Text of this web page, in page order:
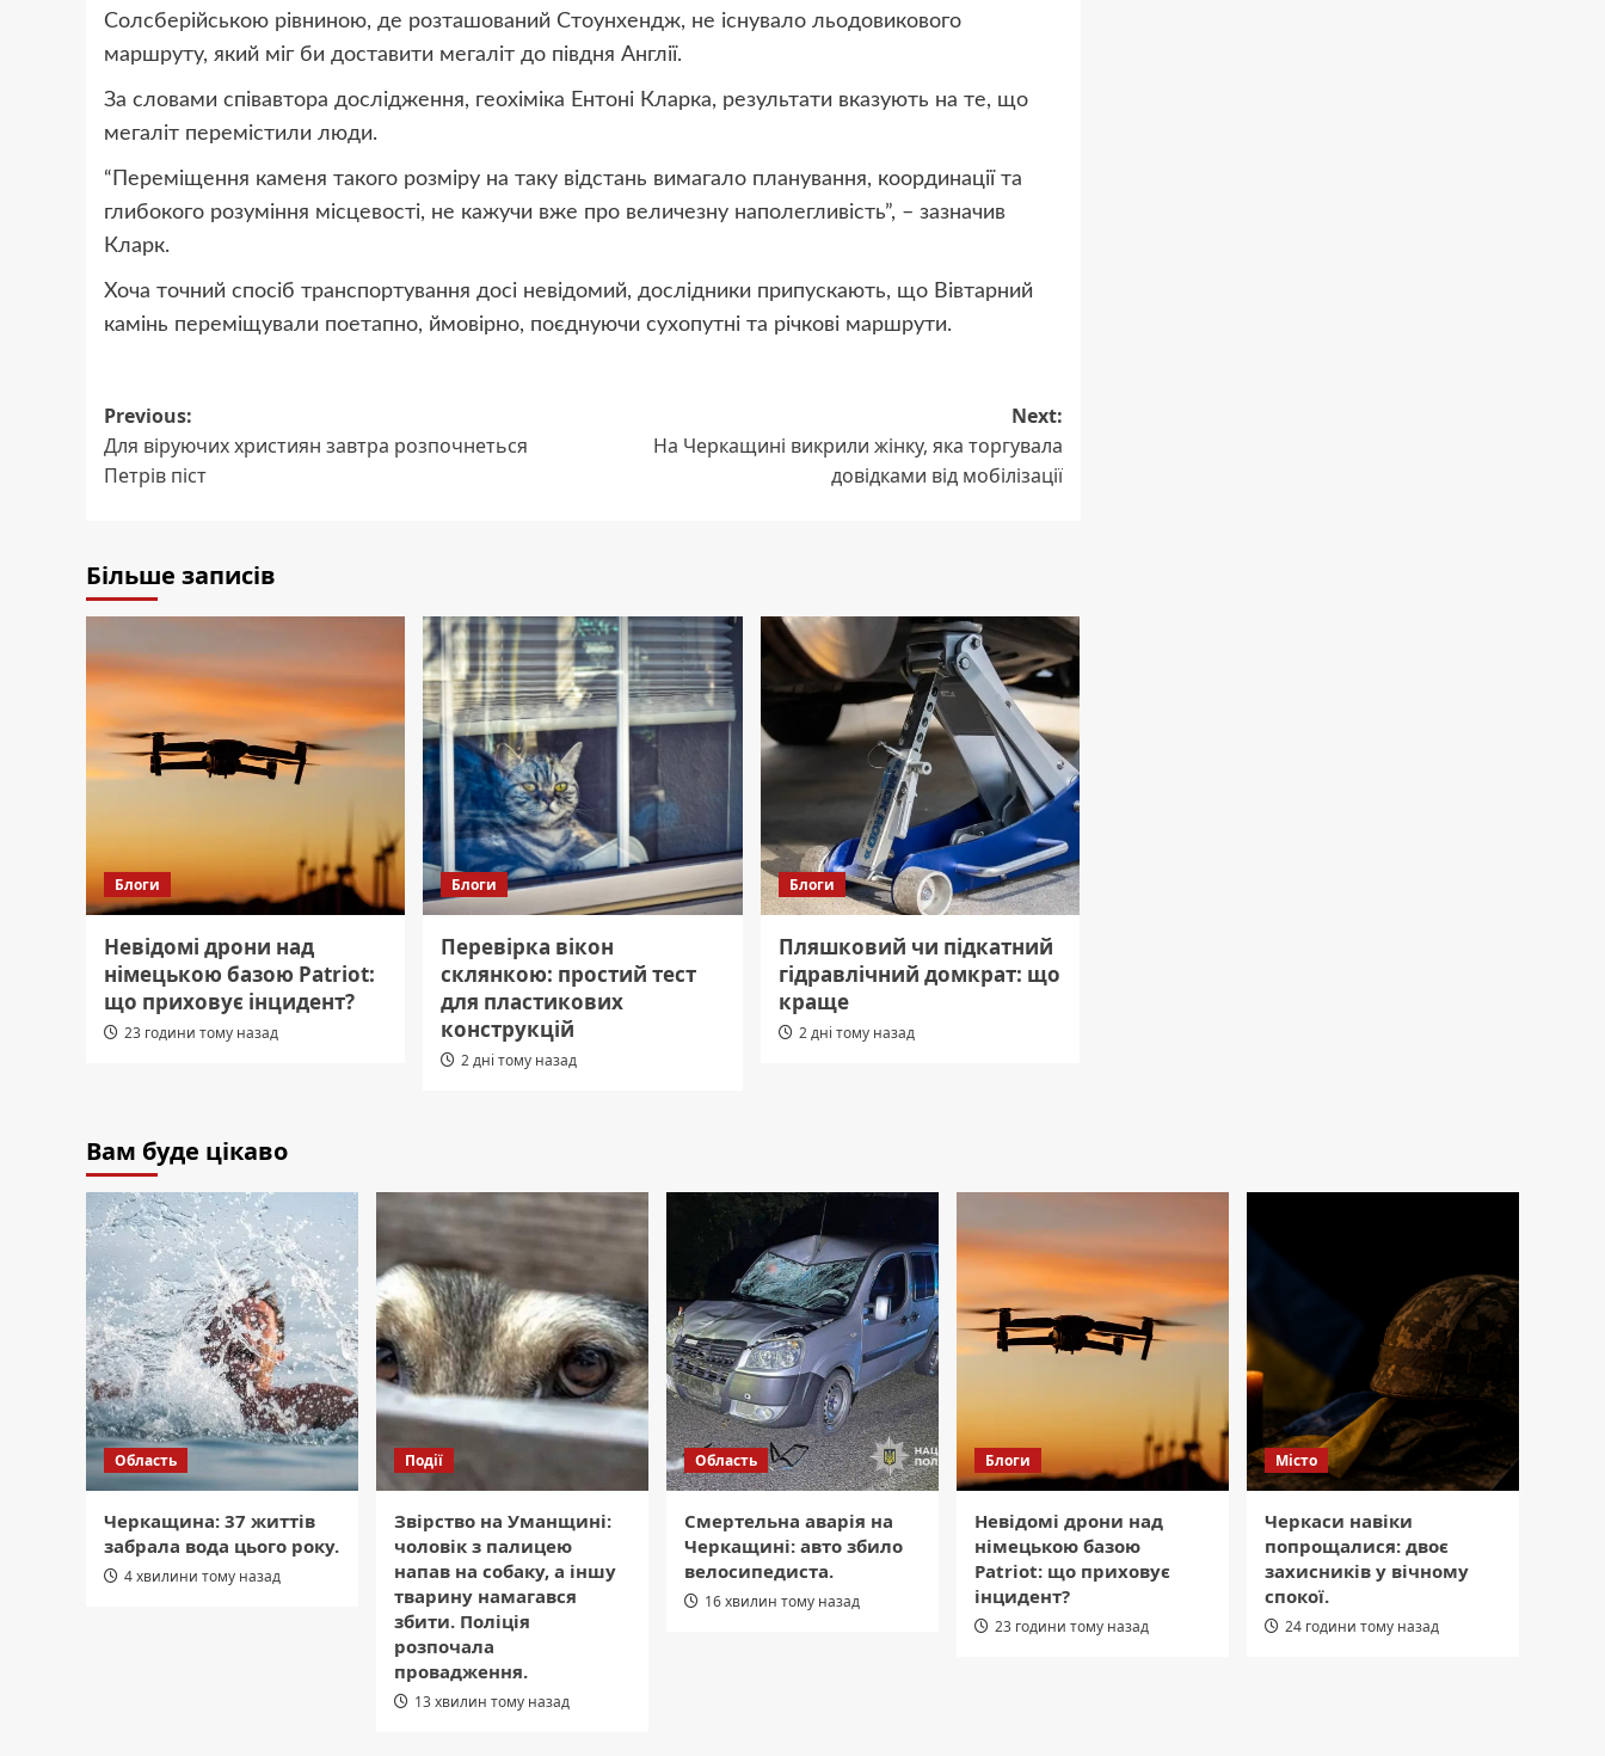
Солсберійською рівниною, де розташований Стоунхендж, не існувало льодовикового
маршруту, який міг би доставити мегаліт до півдня Англії.
За словами співавтора дослідження, геохіміка Ентоні Кларка, результати вказують на те, що
мегаліт перемістили люди.
“Переміщення каменя такого розміру на таку відстань вимагало планування, координації та
глибокого розуміння місцевості, не кажучи вже про величезну наполегливість”, – зазначив
Кларк.
Хоча точний спосіб транспортування досі невідомий, дослідники припускають, що Вівтарний
камінь переміщували поетапно, ймовірно, поєднуючи сухопутні та річкові маршрути.
Post
navigation
Previous:
Для віруючих християн завтра розпочнеться
Петрів піст
Next:
На Черкащині викрили жінку, яка торгувала
довідками від мобілізації
Більше записів
Блоги
Невідомі дрони над
німецькою базою Patriot:
що приховує інцидент?
23 години тому назад
Блоги
Перевірка вікон
склянкою: простий тест
для пластикових
конструкцій
2 дні тому назад
Блоги
Пляшковий чи підкатний
гідравлічний домкрат: що
краще
2 дні тому назад
Вам буде цікаво
Область
Черкащина: 37 життів
забрала вода цього року.
4 хвилини тому назад
Події
Звірство на Уманщині:
чоловік з палицею
напав на собаку, а іншу
тварину намагався
збити. Поліція
розпочала
провадження.
13 хвилин тому назад
Область
Смертельна аварія на
Черкащині: авто збило
велосипедиста.
16 хвилин тому назад
Блоги
Невідомі дрони над
німецькою базою
Patriot: що приховує
інцидент?
23 години тому назад
Місто
Черкаси навіки
попрощалися: двоє
захисників у вічному
спокої.
24 години тому назад